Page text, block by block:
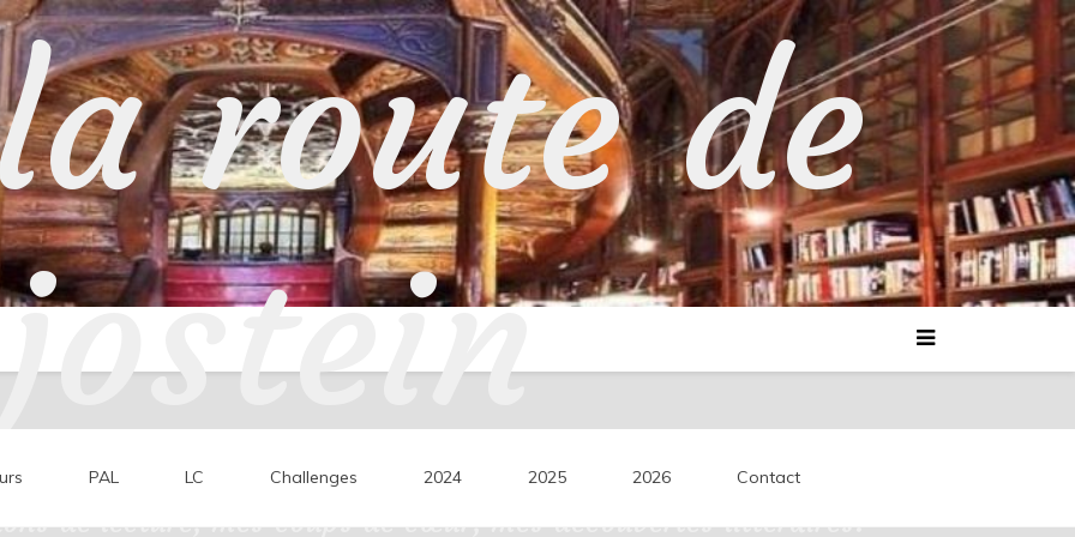
route de
jostein
de lecture, mes coups de cœur, mes découvertes littéraires.
PAL LC Challenges 2024 2025 2026 Contact